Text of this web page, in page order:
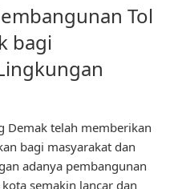
Tol
bagi
Demak telah memberikan
bagi masyarakat dan
adanya pembangunan
semakin lancar dan